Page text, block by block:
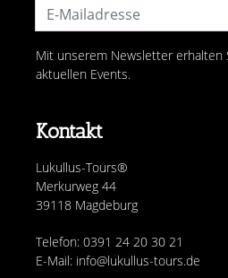
Kontakt
Lukullus-Tours®
Merkurweg 44
39118 Magdeburg
Telefon: 0391 24 20 30 21
E-Mail: info@lukullus-tours.de
Mit unserem Newsletter erhalten
aktuellen Events.